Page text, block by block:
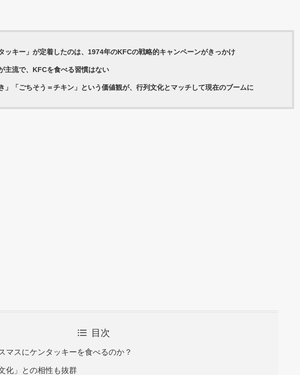
ッキー」が定着したのは、1974年のKFCの戦略的キャンペーンがきっかけ
主流で、KFCを食べる習慣はない
」「ごちそう＝チキン」という価値観が、行列文化とマッチして現在のブームに
目次
マスにケンタッキーを食べるのか？
化」との相性も抜群